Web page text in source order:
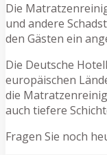
Die
und andere
den Gästen ein
Die Deutsche
europäischen
die
auch tiefere
Fragen Sie noch